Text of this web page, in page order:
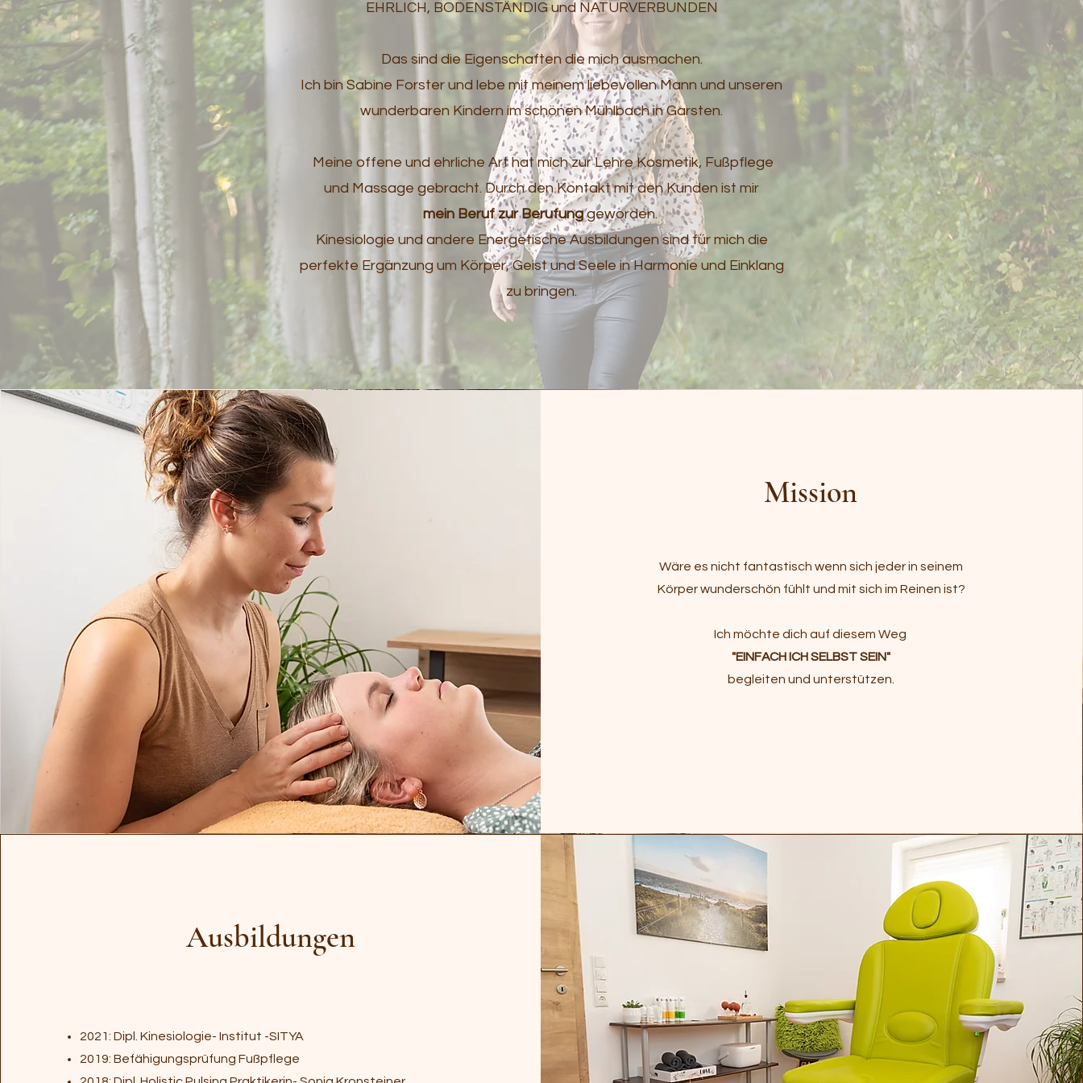
EHRLICH, BODENSTÄNDIG und NATURVERBUNDEN
Das sind die Eigenschaften die mich ausmachen.
Ich bin Sabine Forster und lebe mit meinem liebevollen Mann und unseren
wunderbaren Kindern im schönen Mühlbach in Garsten.
Meine offene und ehrliche Art hat mich zur Lehre Kosmetik, Fußpflege
und Massage gebracht. Durch den Kontakt mit den Kunden ist mir
mein Beruf zur Berufunggeworden.
Kinesiologie und andere Energetische Ausbildungen sind für mich die
perfekte Ergänzung um Körper, Geist und Seele in Harmonie und Einklang
zu bringen.
Mission
Wäre es nicht fantastisch wenn sich jeder in seinem
Körper wunderschön fühlt und mit sich im Reinen ist?
Ich möchte dich auf diesem Weg
"EINFACH ICH SELBST SEIN"
begleiten und unterstützen.
Ausbildungen
2021: Dipl. Kinesiologie- Institut -SITYA
2019: Befähigungsprüfung Fußpflege